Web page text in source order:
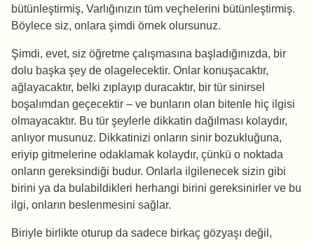
bütünleştirmiş, Varlığınızın tüm veçhelerini bütünleştirmiş.
Böylece siz, onlara şimdi örnek olursunuz.
Şimdi, evet, siz öğretme çalışmasına başladığınızda, bir
dolu başka şey de olagelecektir. Onlar konuşacaktır,
ağlayacaktır, belki zıplayıp duracaktır, bir tür sinirsel
boşalımdan geçecektir – ve bunların olan bitenle hiç ilgisi
olmayacaktır. Bu tür şeylerle dikkatin dağılması kolaydır,
anlıyor musunuz. Dikkatinizi onların sinir bozukluğuna,
eriyip gitmelerine odaklamak kolaydır, çünkü o noktada
onların gereksindiği budur. Onlarla ilgilenecek sizin gibi
birini ya da bulabildikleri herhangi birini gereksinirler ve bu
ilgi, onların beslenmesini sağlar.
Biriyle birlikte oturup da sadece birkaç gözyaşı değil,